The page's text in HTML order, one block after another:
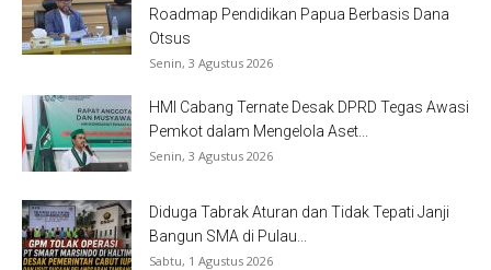
Roadmap Pendidikan Papua Berbasis Dana
Otsus
Senin, 3 Agustus 2026
HMI Cabang Ternate Desak DPRD Tegas Awasi
Pemkot dalam Mengelola Aset...
Senin, 3 Agustus 2026
Diduga Tabrak Aturan dan Tidak Tepati Janji
Bangun SMA di Pulau...
Sabtu, 1 Agustus 2026